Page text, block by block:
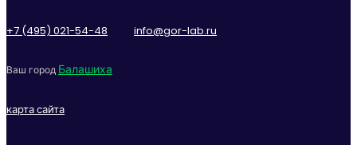
+7 (495) 021-54-48 info@gor-lab.ru
Ваш город Балашиха
карта сайта